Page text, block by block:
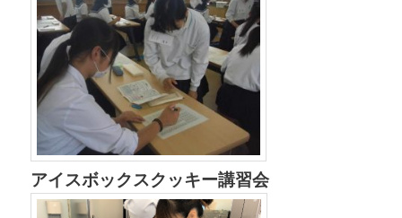
アイスボックスクッキー講習会